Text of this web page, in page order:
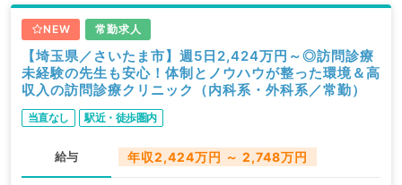
NEW 常勤求人
【埼玉県／さいたま市】週5日2,424万円～◎訪問診療
未経験の先生も安心！体制とノウハウが整った環境＆高
収入の訪問診療クリニック（内科系・外科系／常勤）
当直なし 駅近・徒歩圏内
給与 年収2,424万円 ～ 2,748万円